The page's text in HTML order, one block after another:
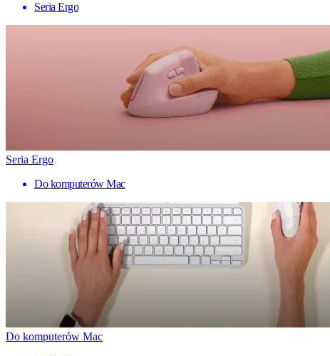
Seria Ergo
Seria Ergo
Do komputerów Mac
Do komputerów Mac